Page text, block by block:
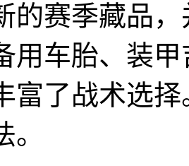
的赛季藏品
用车胎、装
富了战术选